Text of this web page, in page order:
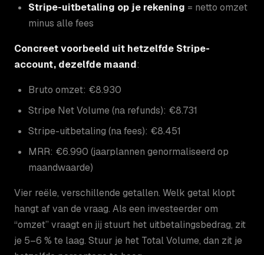
Stripe-uitbetaling op je rekening = netto omzet
minus alle fees
Concreet voorbeeld uit hetzelfde Stripe-
account, dezelfde maand:
Bruto omzet: €8.930
Stripe Net Volume (na refunds): €8.731
Stripe-uitbetaling (na fees): €8.451
MRR: €6.990 (jaarplannen genormaliseerd op
maandwaarde)
Vier reële, verschillende getallen. Welk getal klopt
hangt af van de vraag. Als een investeerder om
“omzet” vraagt en jij stuurt het uitbetalingsbedrag, zit
je 5–6 % te laag. Stuur je het Total Volume, dan zit je